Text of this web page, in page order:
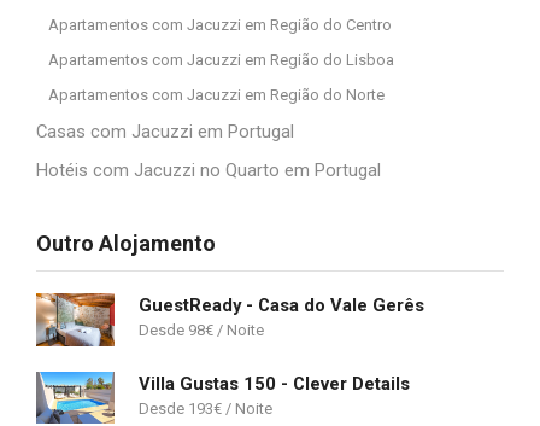
Apartamentos com Jacuzzi em Região do Centro
Apartamentos com Jacuzzi em Região do Lisboa
Apartamentos com Jacuzzi em Região do Norte
Casas com Jacuzzi em Portugal
Hotéis com Jacuzzi no Quarto em Portugal
Outro Alojamento
GuestReady - Casa do Vale Gerês
98€
Villa Gustas 150 - Clever Details
193€